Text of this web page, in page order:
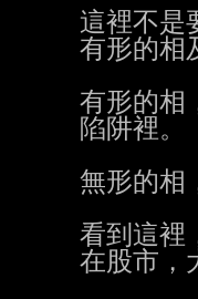
這裡不是
有形的相
有形的相
陷阱裡。
無形的相
看到這裡
在股市，